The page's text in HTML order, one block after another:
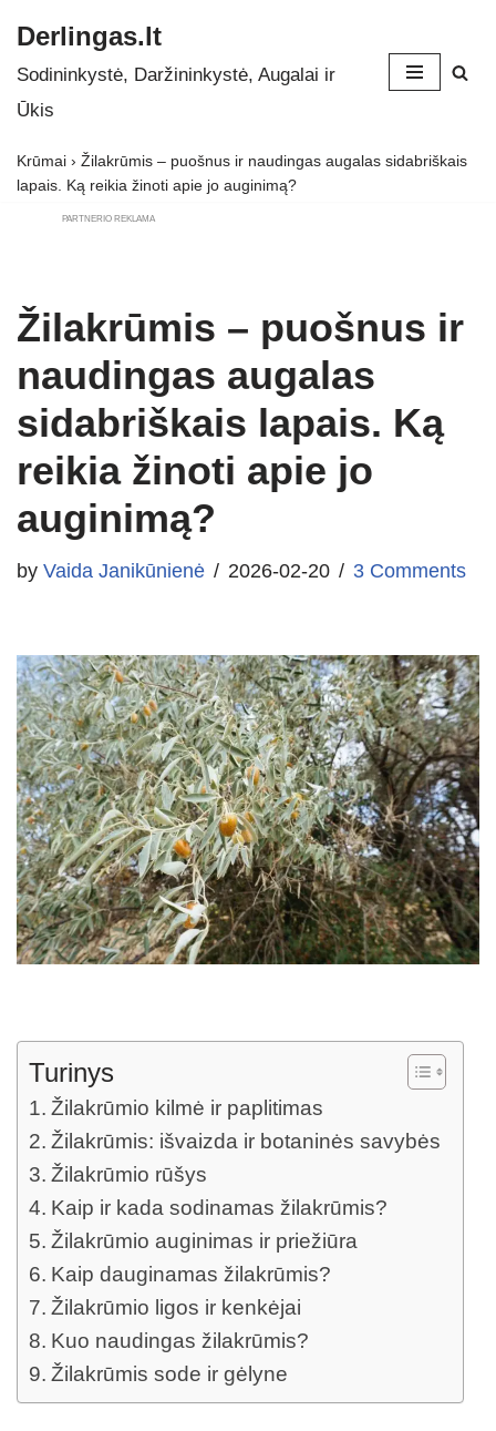
Skip
to
Derlingas.lt
Sodininkystė, Daržininkystė, Augalai ir
Ūkis
Krūmai › Žilakrūmis – puošnus ir naudingas augalas sidabriškais
lapais. Ką reikia žinoti apie jo auginimą?
PARTNERIO REKLAMA
Žilakrūmis – puošnus ir
naudingas augalas
sidabriškais lapais. Ką
reikia žinoti apie jo
auginimą?
by Vaida Janikūnienė 2026-02-20 3 Comments
Turinys
Žilakrūmio kilmė ir paplitimas
Žilakrūmis: išvaizda ir botaninės savybės
Žilakrūmio rūšys
Kaip ir kada sodinamas žilakrūmis?
Žilakrūmio auginimas ir priežiūra
Kaip dauginamas žilakrūmis?
Žilakrūmio ligos ir kenkėjai
Kuo naudingas žilakrūmis?
Žilakrūmis sode ir gėlyne